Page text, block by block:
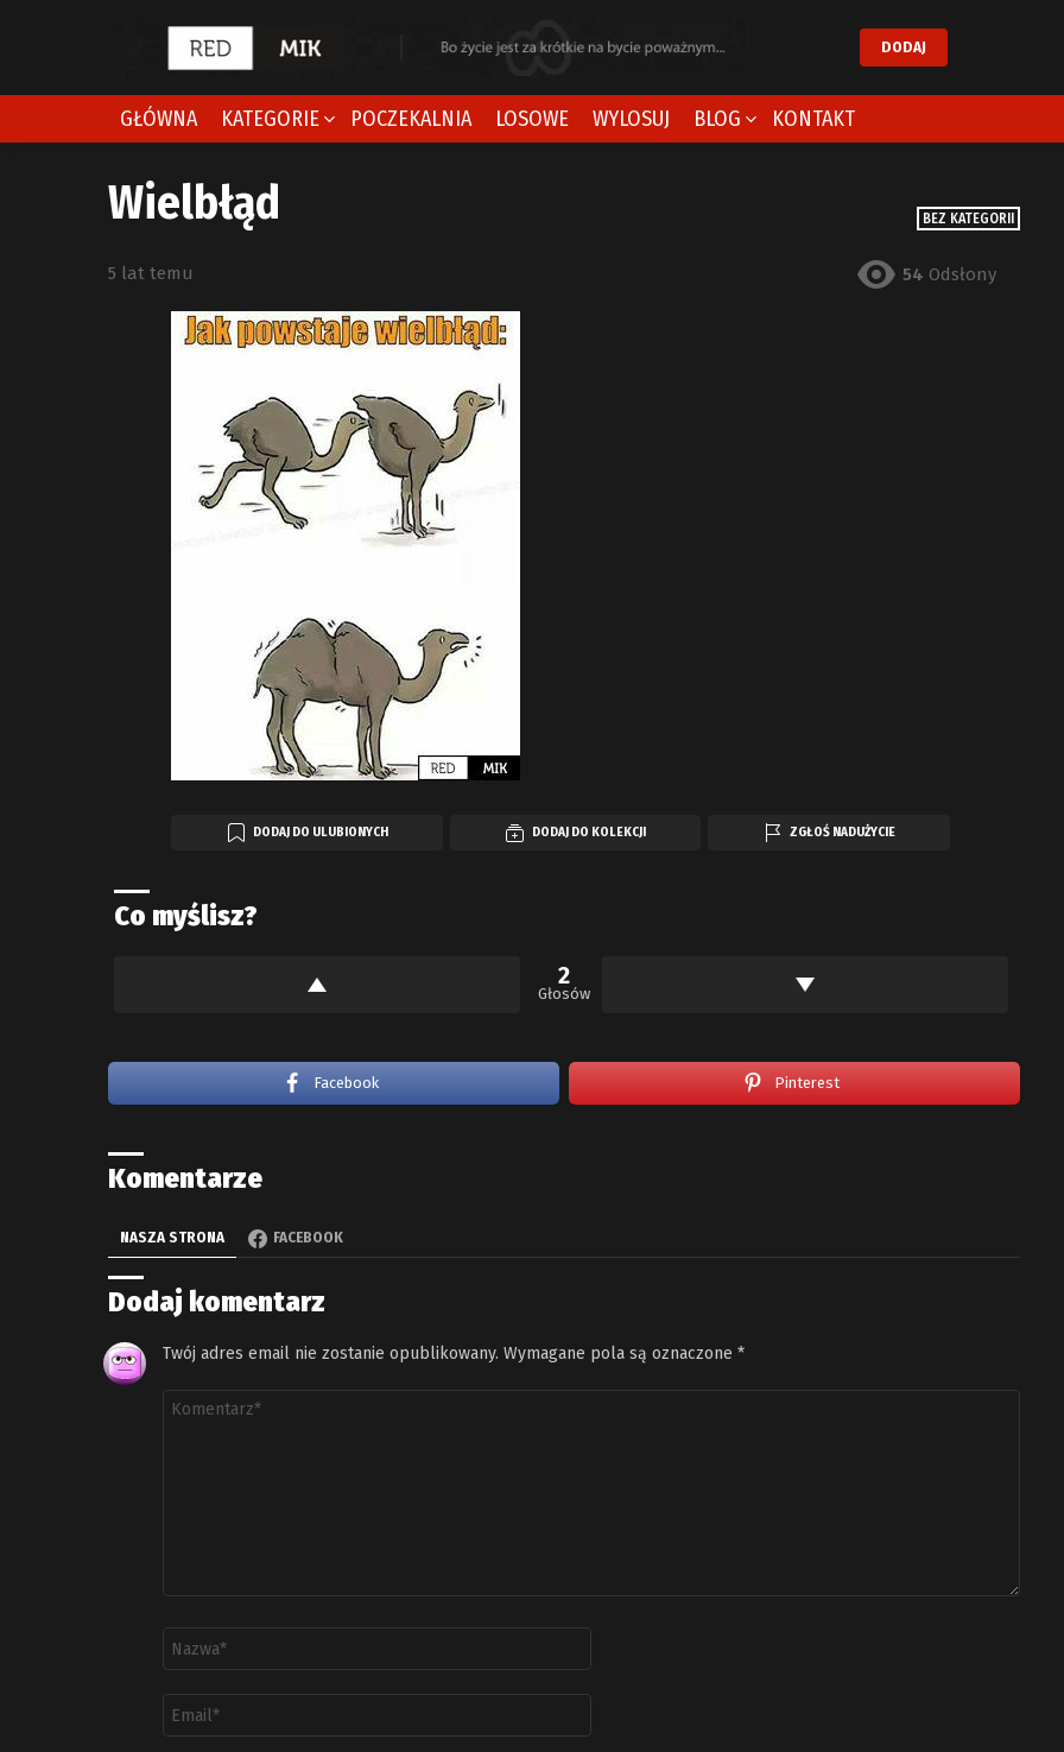
DODAJ
GŁÓWNA KATEGORIE POCZEKALNIA LOSOWE WYLOSUJ BLOG KONTAKT
BEZ KATEGORII
Wielbłąd
5 lat temu 54 Odsłony
DODAJ DO ULUBIONYCH DODAJ DO KOLEKCJI ZGŁOŚ NADUŻYCIE
Co myślisz?
2
Głosów
Facebook Pinterest
Komentarze
NASZA STRONA FACEBOOK
Dodaj komentarz
Twój adres email nie zostanie opublikowany. Wymagane pola są oznaczone *
Komentarz
email
*